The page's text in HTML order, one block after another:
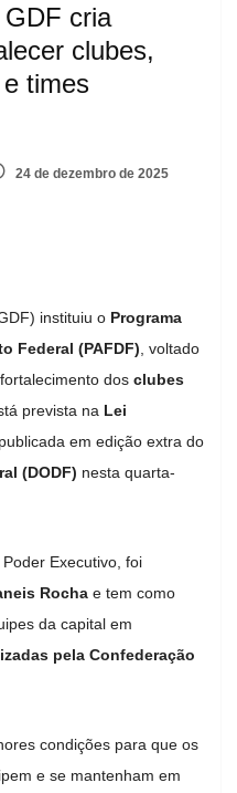
cria
clubes,
times
24 de dezembro de 2025
instituiu o Programa
Federal (PAFDF) , voltado
dos clubes
prevista na Lei
publicada em edição extra do
(DODF) nesta quarta-
Executivo, foi
Rocha e tem como
da capital em
pela Confederação
condições para que os
e se mantenham em